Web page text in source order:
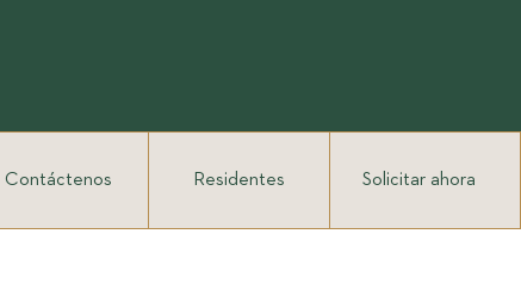
Contáctenos Residentes Solicitar ahora